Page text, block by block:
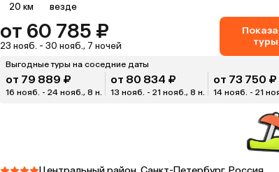
20 км везде
от 60 785 ₽
23 нояб. - 30 нояб., 7 ночей
туры
Выгодные туры на соседние даты
от 79 889 ₽
16 нояб. - 24 нояб., 8 н.
от 80 834 ₽
13 нояб. - 21 нояб., 8 н.
от 73 750 ₽
14 нояб. - 21